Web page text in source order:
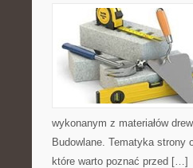
wykonanym z materiałów
Budowlane. Tematyka strony
które warto poznać przed […]